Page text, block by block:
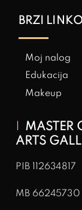
BRZI
Moj nalog
Edukacija
Makeup
MASTER
ARTS
PIB112634817
MB66245730